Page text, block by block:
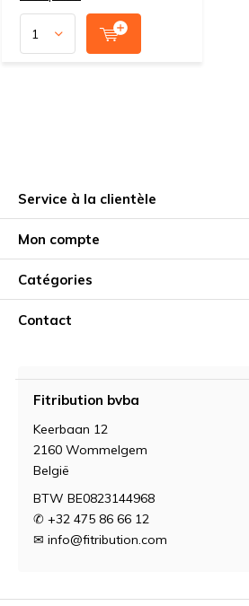
Service à la clientèle
Mon compte
Catégories
Contact
Fitribution bvba
Keerbaan 12
2160 Wommelgem
België
BTW BE0823144968
✆ +32 475 86 66 12
✉ info@fitribution.com